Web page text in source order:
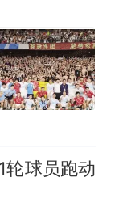
轮球员跑动